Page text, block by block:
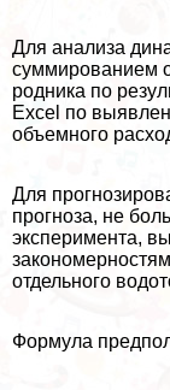
Для анализа
суммированием
родника по
Excel по
объемного
Для
прогноза, не
эксперимента,
отдельного
Формула